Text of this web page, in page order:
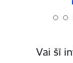
Vai šī